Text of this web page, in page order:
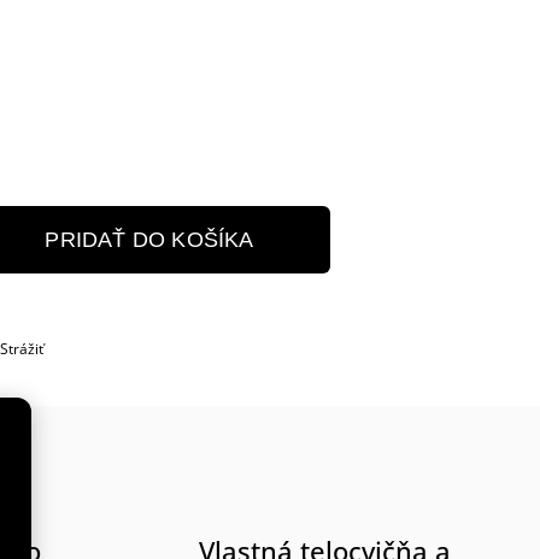
PRIDAŤ DO KOŠÍKA
Strážiť
Vlastná telocvičňa a